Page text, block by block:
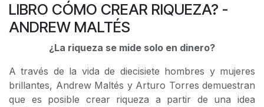
LIBRO CÓMO CREAR RIQUEZA? -
ANDREW MALTÉS
¿La riqueza se mide solo en dinero?
A través de la vida de diecisiete hombres y mujeres
brillantes, Andrew Maltés y Arturo Torres demuestran
que es posible crear riqueza a partir de una idea